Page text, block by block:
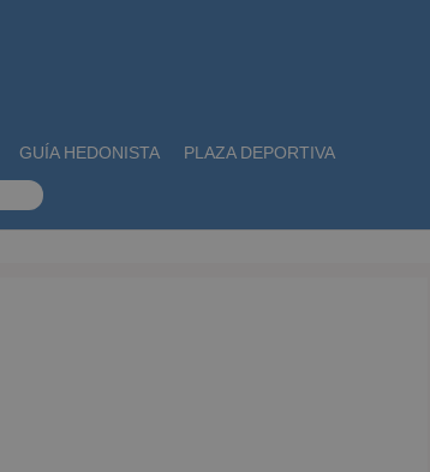
GUÍA HEDONISTA PLAZA DEPORTIVA